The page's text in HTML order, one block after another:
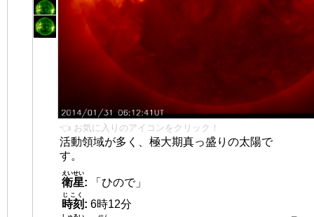
👈 お気に入りのアイコンをクリック！
活動領域が多く、極大期真っ盛りの太陽で
す。
衛星
えいせい
:
「ひので」
時刻
じこく
: 6時12分